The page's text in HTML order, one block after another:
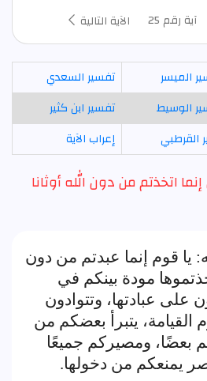
آية رقم 25 الآية التالية
الميسر
تفسير السعدي
الوسيط
تفسير ابن كثير
القرطبي إعراب الآية
اتخذتم من دون الله أوثانا
يا قوم إنما عبدتم من دون
مودة بينكم في
على عبادتها، وتتوادون
القيامة، يتبرأ بعضكم من
بعضًا، ومصيركم جميعًا
يمنعكم من دخولها.